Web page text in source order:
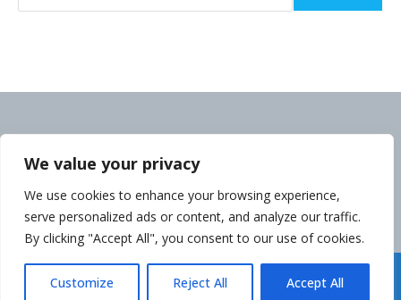
We value your privacy
We use cookies to enhance your browsing experience,
serve personalized ads or content, and analyze our traffic.
By clicking "Accept All", you consent to our use of cookies.
Customize Reject All Accept All